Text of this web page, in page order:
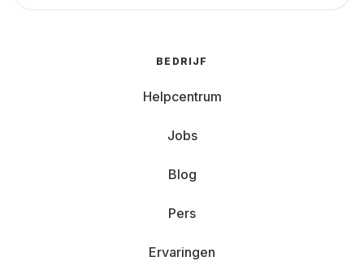
BEDRIJF
Helpcentrum
Jobs
Blog
Pers
Ervaringen